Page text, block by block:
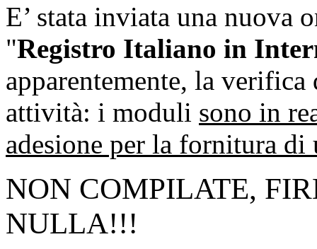
E’ stata inviata una nuova
"Registro Italiano in
apparentemente, la
attività: i moduli sono in
adesione per la fornitura di
NON COMPILATE,
NULLA!!!